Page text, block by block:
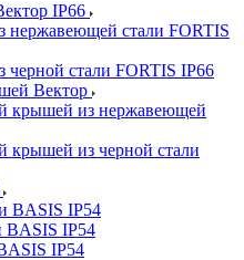
IP66
нержавеющей стали FORTIS
черной стали FORTIS IP66
Вектор
крышей из нержавеющей
крышей из черной стали
BASIS IP54
IP54
IP54